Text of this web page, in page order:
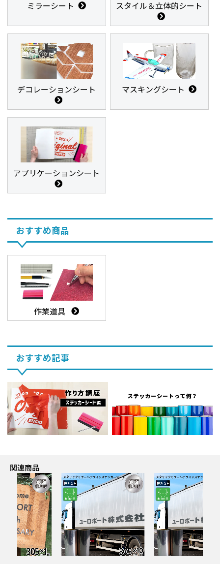
ミラーシート スタイル＆立体的シート
デコレーションシート マスキングシート
アプリケーションシート
おすすめ商品
作業道具
おすすめ記事
関連商品